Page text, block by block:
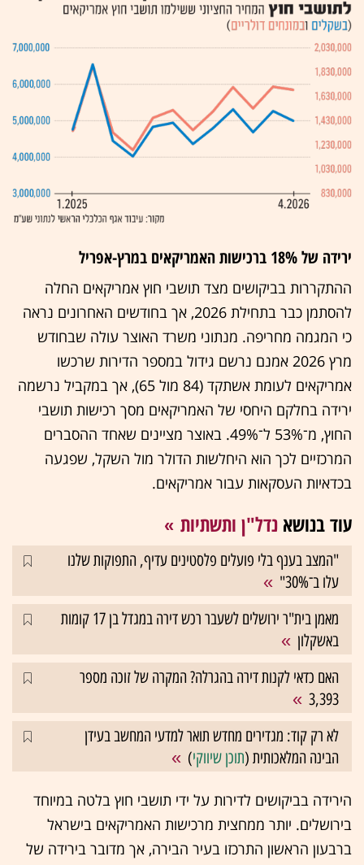
ירידה של 18% ברכישות האמריקאים במרץ-אפריל
ההתקררות בביקושים מצד תושבי חוץ אמריקאים החלה
להסתמן כבר בתחילת 2026, אך בחודשים האחרונים נראה
כי המגמה מחריפה. מנתוני משרד האוצר עולה שבחודש
מרץ 2026 אמנם נרשם גידול במספר הדירות שרכשו
אמריקאים לעומת אשתקד (84 מול 65), אך במקביל נרשמה
ירידה בחלקם היחסי של האמריקאים מסך רכישות תושבי
החוץ, מ־53% ל־49%. באוצר מציינים שאחד ההסברים
המרכזיים לכך הוא היחלשות הדולר מול השקל, שפגעה
בכדאיות העסקאות עבור אמריקאים.
עוד בנושא נדל"ן ותשתיות
"המצב בענף בלי פועלים פלסטינים עדיף, התפוקות שלנו
עלו ב־30%"
מאמן בית"ר ירושלים לשעבר רכש דירה במגדל בן 17 קומות
באשקלון
האם כדאי לקנות דירה בהגרלה? המקרה של זוכה מספר
3,393
לא רק קוד: מגדירים מחדש תואר למדעי המחשב בעידן
הבינה המלאכותית (תוכן שיווקי)
הירידה בביקושים לדירות על ידי תושבי חוץ בלטה במיוחד
בירושלים. יותר ממחצית מרכישות האמריקאים בישראל
ברבעון הראשון התרכזו בעיר הבירה, אך מדובר בירידה של